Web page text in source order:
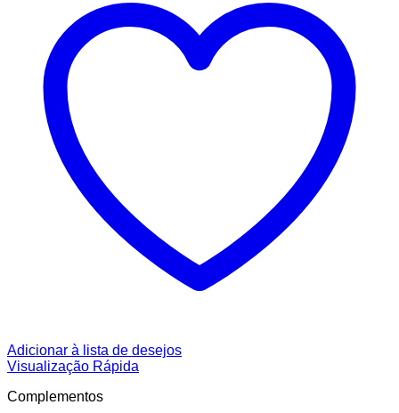
Adicionar à lista de desejos
Visualização Rápida
Complementos